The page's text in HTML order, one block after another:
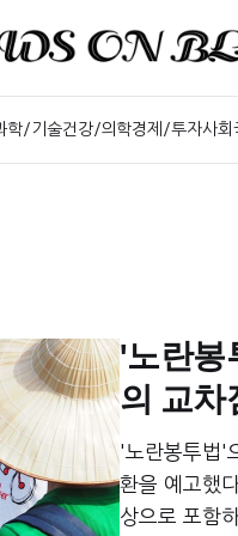
학/기술건강/의학경제/투자사회
'노란봉
의 교차
'노란봉투법'
환을 예고했
상으로 포함